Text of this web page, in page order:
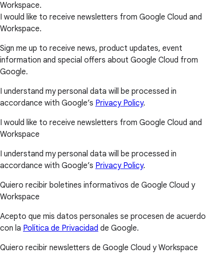
Workspace.
I would like to receive newsletters from Google Cloud and
Workspace.
Sign me up to receive news, product updates, event
information and special offers about Google Cloud from
Google.
I understand my personal data will be processed in
accordance with Google’s Privacy Policy.
I would like to receive newsletters from Google Cloud and
Workspace
I understand my personal data will be processed in
accordance with Google’s Privacy Policy.
Quiero recibir boletines informativos de Google Cloud y
Workspace
Acepto que mis datos personales se procesen de acuerdo
con la Política de Privacidad de Google.
Quiero recibir newsletters de Google Cloud y Workspace